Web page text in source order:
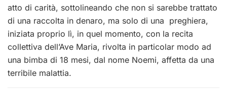
atto di carità, sottolineando che non si sarebbe trattato
di una raccolta in denaro, ma solo di una preghiera,
iniziata proprio lì, in quel momento, con la recita
collettiva dell’Ave Maria, rivolta in particolar modo ad
una bimba di 18 mesi, dal nome Noemi, affetta da una
terribile malattia.